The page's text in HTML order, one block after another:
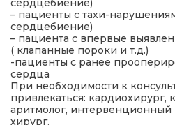
сердцебиение)
– пациенты с тахи-
сердцебиение)
– пациента с впервые
( клапанные пороки и т.д.)
-пациенты с ранее
сердца
При необходимости к
привлекаться: кардиохирург,
аритмолог, интервенционный
хирург.